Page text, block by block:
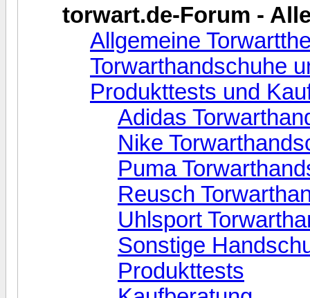
torwart.de-Forum -
Allgemeine
Torwarthandschuhe
Produkttests und
Adidas
Nike
Puma
Reusch
Uhlsport
Sonstige
Produkttests